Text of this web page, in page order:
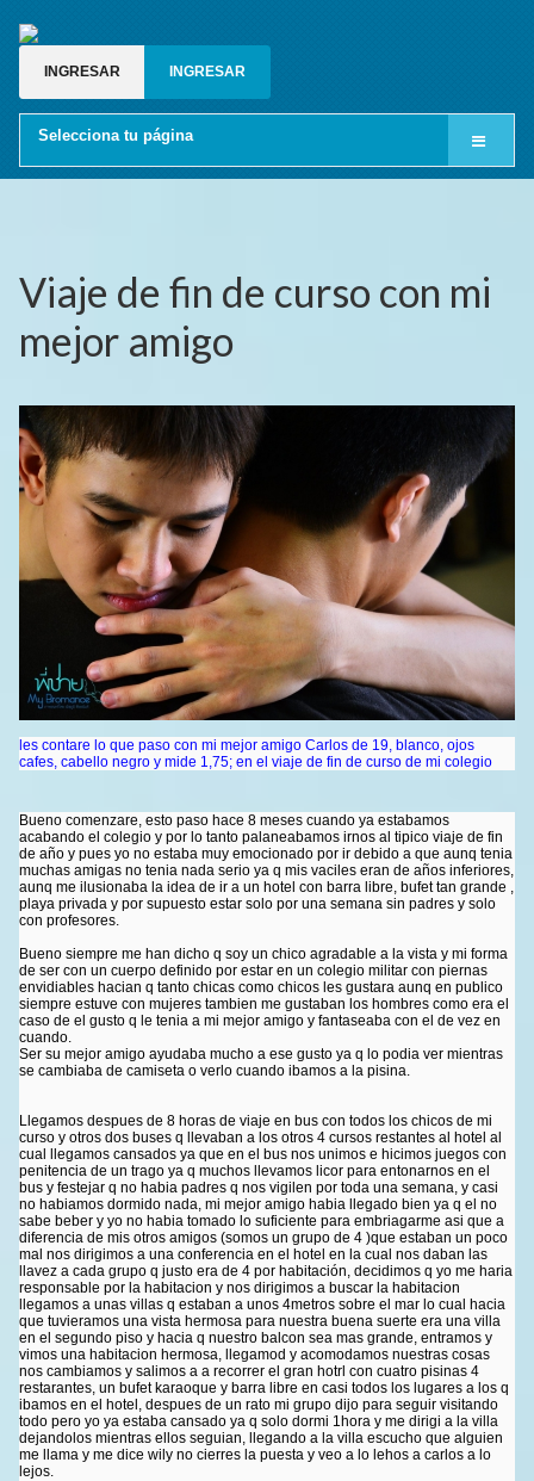
INGRESAR INGRESAR
Selecciona tu página
Blog gay
Grupos de whatsapp gay
Viaje de fin de curso con mi
mejor amigo
les contare lo que paso con mi mejor amigo Carlos de 19, blanco, ojos
cafes, cabello negro y mide 1,75; en el viaje de fin de curso de mi colegio
Bueno comenzare, esto paso hace 8 meses cuando ya estabamos
acabando el colegio y por lo tanto palaneabamos irnos al tipico viaje de fin
de año y pues yo no estaba muy emocionado por ir debido a que aunq tenia
muchas amigas no tenia nada serio ya q mis vaciles eran de años inferiores,
aunq me ilusionaba la idea de ir a un hotel con barra libre, bufet tan grande ,
playa privada y por supuesto estar solo por una semana sin padres y solo
con profesores.
Bueno siempre me han dicho q soy un chico agradable a la vista y mi forma
de ser con un cuerpo definido por estar en un colegio militar con piernas
envidiables hacian q tanto chicas como chicos les gustara aunq en publico
siempre estuve con mujeres tambien me gustaban los hombres como era el
caso de el gusto q le tenia a mi mejor amigo y fantaseaba con el de vez en
cuando.
Ser su mejor amigo ayudaba mucho a ese gusto ya q lo podia ver mientras
se cambiaba de camiseta o verlo cuando ibamos a la pisina.
Llegamos despues de 8 horas de viaje en bus con todos los chicos de mi
curso y otros dos buses q llevaban a los otros 4 cursos restantes al hotel al
cual llegamos cansados ya que en el bus nos unimos e hicimos juegos con
penitencia de un trago ya q muchos llevamos licor para entonarnos en el
bus y festejar q no habia padres q nos vigilen por toda una semana, y casi
no habiamos dormido nada, mi mejor amigo habia llegado bien ya q el no
sabe beber y yo no habia tomado lo suficiente para embriagarme asi que a
diferencia de mis otros amigos (somos un grupo de 4 )que estaban un poco
mal nos dirigimos a una conferencia en el hotel en la cual nos daban las
llavez a cada grupo q justo era de 4 por habitación, decidimos q yo me haria
responsable por la habitacion y nos dirigimos a buscar la habitacion
llegamos a unas villas q estaban a unos 4metros sobre el mar lo cual hacia
que tuvieramos una vista hermosa para nuestra buena suerte era una villa
en el segundo piso y hacia q nuestro balcon sea mas grande, entramos y
vimos una habitacion hermosa, llegamod y acomodamos nuestras cosas
nos cambiamos y salimos a a recorrer el gran hotrl con cuatro pisinas 4
restarantes, un bufet karaoque y barra libre en casi todos los lugares a los q
ibamos en el hotel, despues de un rato mi grupo dijo para seguir visitando
todo pero yo ya estaba cansado ya q solo dormi 1hora y me dirigi a la villa
dejandolos mientras ellos seguian, llegando a la villa escucho que alguien
me llama y me dice wily no cierres la puesta y veo a lo lehos a carlos a lo
lejos.